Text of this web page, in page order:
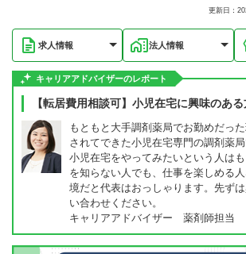
更新日：
求人情報 法人情報
キャリアアドバイザーのレポート
【転居費用相談可】小児在宅に興味のある
もともと大手調剤薬局でお勤めだっ
されてできた小児在宅専門の調剤薬局
小児在宅をやってみたいという人は
を知らない人でも、仕事を楽しめる
境だと代表はおっしゃります。先ず
い合わせください。
キャリアアドバイザー 薬剤師担当